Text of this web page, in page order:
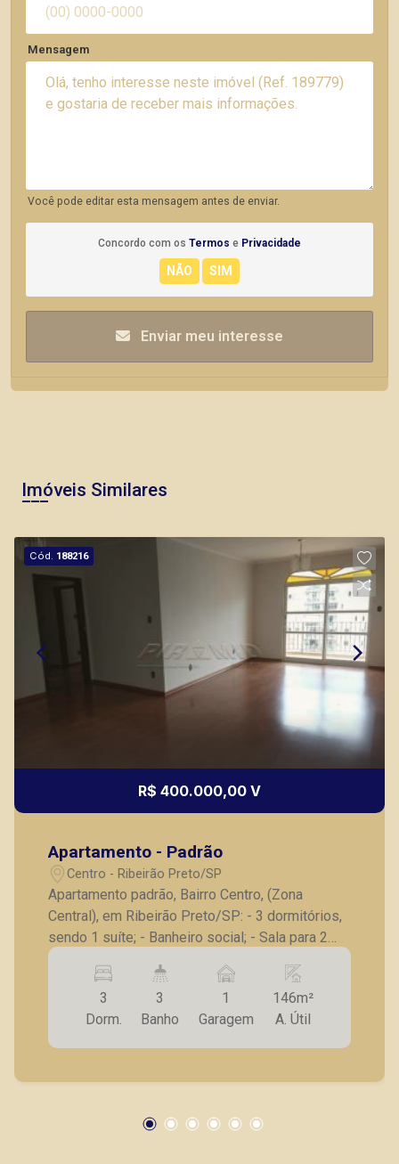
Mensagem
Você pode editar esta mensagem antes de enviar.
Concordo com os Termos e Privacidade
Enviar meu interesse
Imóveis Similares
Cód. 188216
R$ 400.000,00 V
Apartamento - Padrão
Centro - Ribeirão Preto/SP
Apartamento padrão, Bairro Centro, (Zona
Central), em Ribeirão Preto/SP: - 3 dormitórios,
sendo 1 suíte; - Banheiro social; - Sala para 2
ambientes; - Sacada em L; - Cozinha planejada; -
Despensa; - Lavanderia; - Dormitório de serviço;
- Banheiro de empregada; - 1 vaga de garagem
coberta. A Piramid tem como objetivo atender
seus clientes com agilidade e segurança, em
mesmo nos principais lançamentos da cidade
3
Dorm.
3
Banho
1
Garagem
146m²
A. Útil